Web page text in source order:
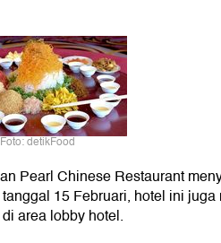
Foto: detikFood
Pearl Chinese Restaurant
15 Februari, hotel ini
area lobby hotel.